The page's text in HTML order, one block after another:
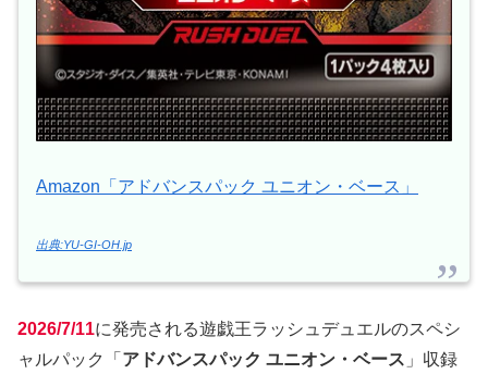
Amazon「アドバンスパック ユニオン・ベース」
出典:YU-GI-OH.jp
2026/7/11に発売される遊戯王ラッシュデュエルのスペシ
ャルパック「 アドバンスパック ユニオン・ベース 」収録